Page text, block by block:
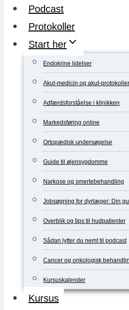
Podcast
Protokoller
Start her
Endokrine lidelser
Akut-medicin og akut-protokoller
Adfærdsforståelse i klinikken
Markedsføring online
Ortopædisk undersøgelse
Guide til øjensygdomme
Narkose og smertebehandling
Jobsøgning for dyrlæger: Din
Overblik og tips til hudpatienter
Sådan lytter du nemt til podcast
Cancer og onkologisk
Kursuskalender
Kursus